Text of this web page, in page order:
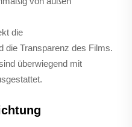
die
die Transparenz des Films.
überwiegend mit